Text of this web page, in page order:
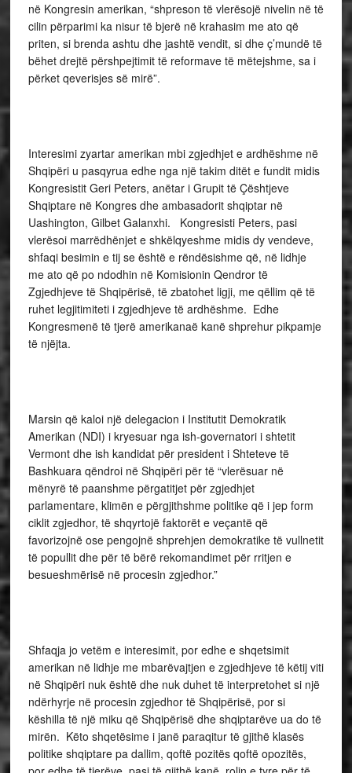
në Kongresin amerikan, “shpreson të vlerësojë nivelin në të
cilin përparimi ka nisur të bjerë në krahasim me ato që
priten, si brenda ashtu dhe jashtë vendit, si dhe ç’mundë të
bëhet drejtë përshpejtimit të reformave të mëtejshme, sa i
përket qeverisjes së mirë”.
Interesimi zyartar amerikan mbi zgjedhjet e ardhëshme në
Shqipëri u pasqyrua edhe nga një takim ditët e fundit midis
Kongresistit Geri Peters, anëtar i Grupit të Çështjeve
Shqiptare në Kongres dhe ambasadorit shqiptar në
Uashington, Gilbet Galanxhi. Kongresisti Peters, pasi
vlerësoi marrëdhënjet e shkëlqyeshme midis dy vendeve,
shfaqi besimin e tij se është e rëndësishme që, në lidhje
me ato që po ndodhin në Komisionin Qendror të
Zgjedhjeve të Shqipërisë, të zbatohet ligji, me qëllim që të
ruhet legjitimiteti i zgjedhjeve të ardhëshme. Edhe
Kongresmenë të tjerë amerikanaë kanë shprehur pikpamje
të njëjta.
Marsin që kaloi një delegacion i Institutit Demokratik
Amerikan (NDI) i kryesuar nga ish-governatori i shtetit
Vermont dhe ish kandidat për president i Shteteve të
Bashkuara qëndroi në Shqipëri për të “vlerësuar në
mënyrë të paanshme përgatitjet për zgjedhjet
parlamentare, klimën e përgjithshme politike që i jep form
ciklit zgjedhor, të shqyrtojë faktorët e veçantë që
favorizojnë ose pengojnë shprehjen demokratike të vullnetit
të popullit dhe për të bërë rekomandimet për rritjen e
besueshmërisë në procesin zgjedhor.”
Shfaqja jo vetëm e interesimit, por edhe e shqetsimit
amerikan në lidhje me mbarëvajtjen e zgjedhjeve të këtij viti
në Shqipëri nuk është dhe nuk duhet të interpretohet si një
ndërhyrje në procesin zgjedhor të Shqipërisë, por si
këshilla të një miku që Shqipërisë dhe shqiptarëve ua do të
mirën. Këto shqetësime i janë paraqitur të gjithë klasës
politike shqiptare pa dallim, qoftë pozitës qoftë opozitës,